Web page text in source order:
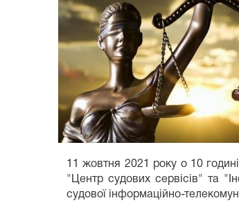
11 жовтня 2021 року о 10
"Центр судових сервісів" та
судової інформаційно-